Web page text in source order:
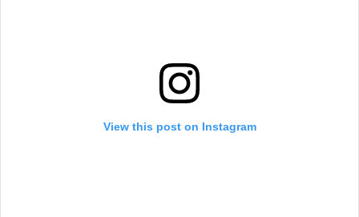
View this post on Instagram